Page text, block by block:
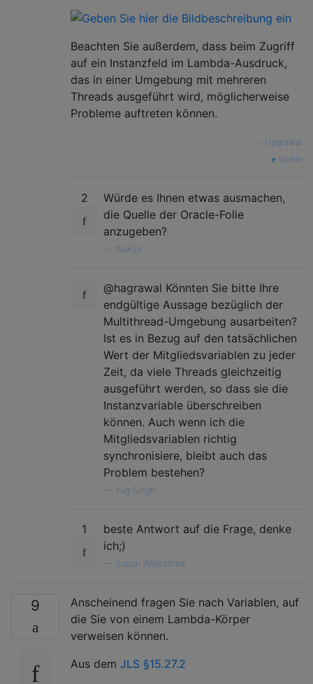
Beachten Sie außerdem, dass beim Zugriff
auf ein Instanzfeld im Lambda-Ausdruck,
das in einer Umgebung mit mehreren
Threads ausgeführt wird, möglicherweise
Probleme auftreten können.
Hagrawal
quelle
2
Würde es Ihnen etwas ausmachen,
die Quelle der Oracle-Folie
anzugeben?
flow2k
@hagrawal Könnten Sie bitte Ihre
endgültige Aussage bezüglich der
Multithread-Umgebung ausarbeiten?
Ist es in Bezug auf den tatsächlichen
Wert der Mitgliedsvariablen zu jeder
Zeit, da viele Threads gleichzeitig
ausgeführt werden, so dass sie die
Instanzvariable überschreiben
können. Auch wenn ich die
Mitgliedsvariablen richtig
synchronisiere, bleibt auch das
Problem bestehen?
Yug Singh
1
beste Antwort auf die Frage, denke
ich;)
Supun Wijerathne
9
Anscheinend fragen Sie nach Variablen, auf
die Sie von einem Lambda-Körper
verweisen können.
Aus dem JLS §15.27.2